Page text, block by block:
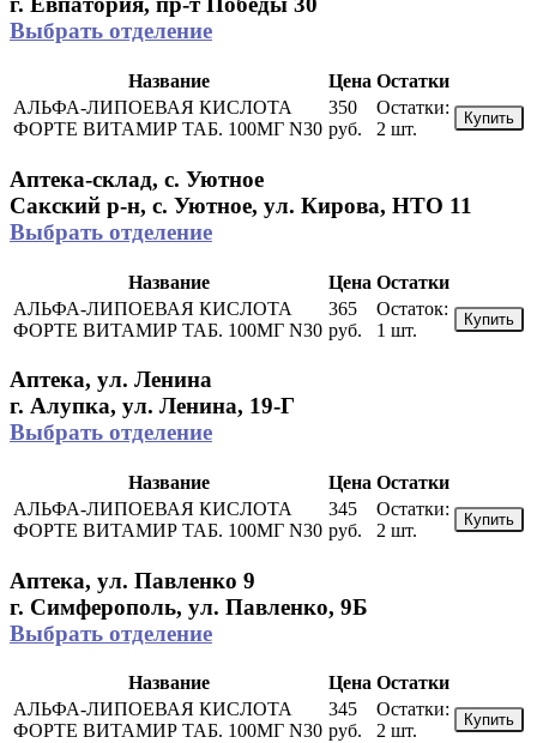
Выбрать отделение
Название Цена Остатки
АЛЬФА-ЛИПОЕВАЯ КИСЛОТА
ФОРТЕ ВИТАМИР ТАБ. 100МГ N30
350
руб.
Остатки:
2 шт.
Купить
Аптека-склад, с. Уютное
Сакский р-н, с. Уютное, ул. Кирова, НТО 11
Выбрать отделение
Название Цена Остатки
АЛЬФА-ЛИПОЕВАЯ КИСЛОТА
ФОРТЕ ВИТАМИР ТАБ. 100МГ N30
365
руб.
Остаток:
1 шт.
Купить
Аптека, ул. Ленина
г. Алупка, ул. Ленина, 19-Г
Выбрать отделение
Название Цена Остатки
АЛЬФА-ЛИПОЕВАЯ КИСЛОТА
ФОРТЕ ВИТАМИР ТАБ. 100МГ N30
345
руб.
Остатки:
2 шт.
Купить
Аптека, ул. Павленко 9
г. Симферополь, ул. Павленко, 9Б
Выбрать отделение
Название Цена Остатки
АЛЬФА-ЛИПОЕВАЯ КИСЛОТА
ФОРТЕ ВИТАМИР ТАБ. 100МГ N30
345
руб.
Остатки:
2 шт.
Купить